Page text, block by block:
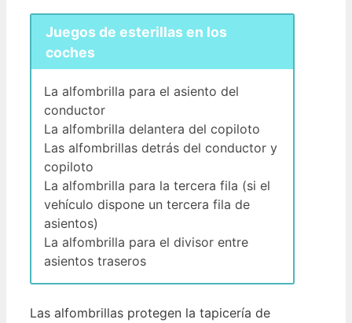
Juegos de esterillas en los
coches
La alfombrilla para el asiento del
conductor
La alfombrilla delantera del copiloto
Las alfombrillas detrás del conductor y
copiloto
La alfombrilla para la tercera fila (si el
vehículo dispone un tercera fila de
asientos)
La alfombrilla para el divisor entre
asientos traseros
Las alfombrillas protegen la tapicería de